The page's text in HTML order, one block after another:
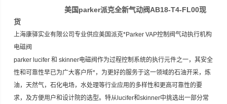
美国parker派克全新气动阀AB18-T4-FL00现
货
上海康驿实业有限公司专业供应美国派克*Parker VAP控制阀气动执行机构
电磁阀
parker lucifer 和 skinner电磁阀作为过程控制系统的执行元件之一，其安全
性和可靠性早已为广大客户所*，为更好的服务于这一领域的石油开采，炼
油，天然气，石化电场，水处理等行业应用的多样性和更高可靠性的要
求，及方便用户和设计院的选型。特从lucifer和skinner中挑选出一部分常